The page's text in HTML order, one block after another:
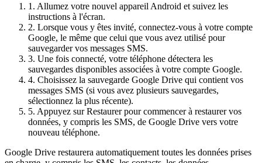
1. Allumez votre nouvel appareil Android et suivez les
instructions à l'écran.
2. Lorsque vous y êtes invité, connectez-vous à votre compte
Google, le même que celui que vous avez utilisé pour
sauvegarder vos messages SMS.
3. Une fois connecté, votre téléphone détectera les
sauvegardes disponibles associées à votre compte Google.
4. Choisissez la sauvegarde Google Drive qui contient vos
messages SMS (si vous avez plusieurs sauvegardes,
sélectionnez la plus récente).
5. Appuyez sur Restaurer pour commencer à restaurer vos
données, y compris les SMS, de Google Drive vers votre
nouveau téléphone.
Google Drive restaurera automatiquement toutes les données prises